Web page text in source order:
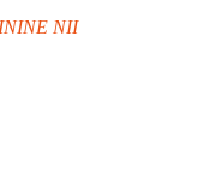
NII